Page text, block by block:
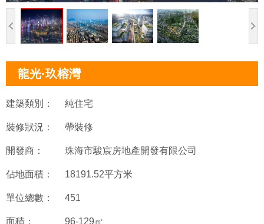
龍光·玖榕灣
建築類別： 純住宅
裝修狀況： 帶裝修
開發商： 珠海市駿宸房地產開發有限公司
佔地面積： 18191.52平方米
單位總數： 451
面積： 96-129㎡